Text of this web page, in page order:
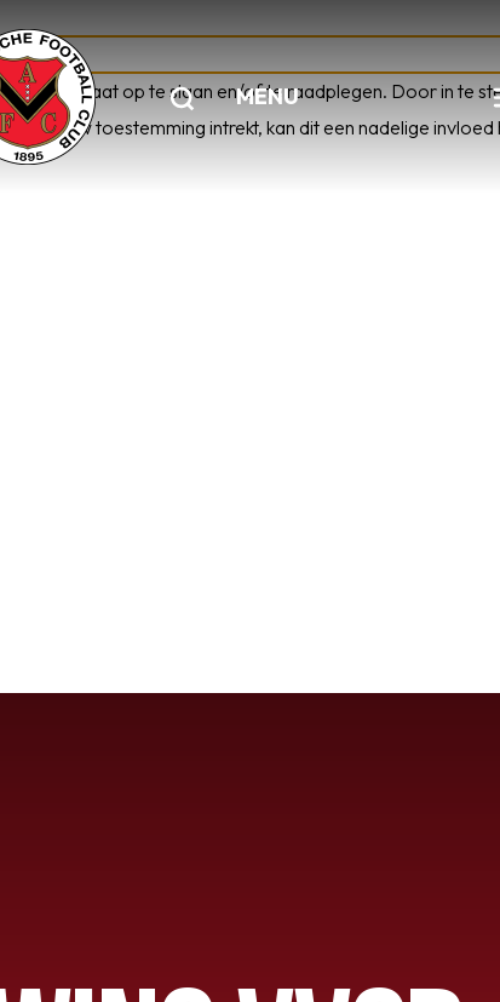
apparaat op te slaan en/of te raadplegen. Door in te
of uw toestemming intrekt, kan dit een nadelige
MENU